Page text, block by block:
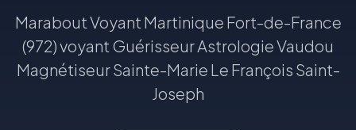
Marabout Voyant Martinique Fort-de-France
(972) voyant Guérisseur Astrologie Vaudou
Magnétiseur Sainte-Marie Le François Saint-
Joseph